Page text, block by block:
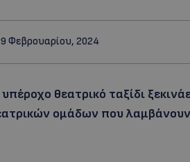
Φεβρουαρίου, 2024
θεατρικό ταξίδι
ομάδων που